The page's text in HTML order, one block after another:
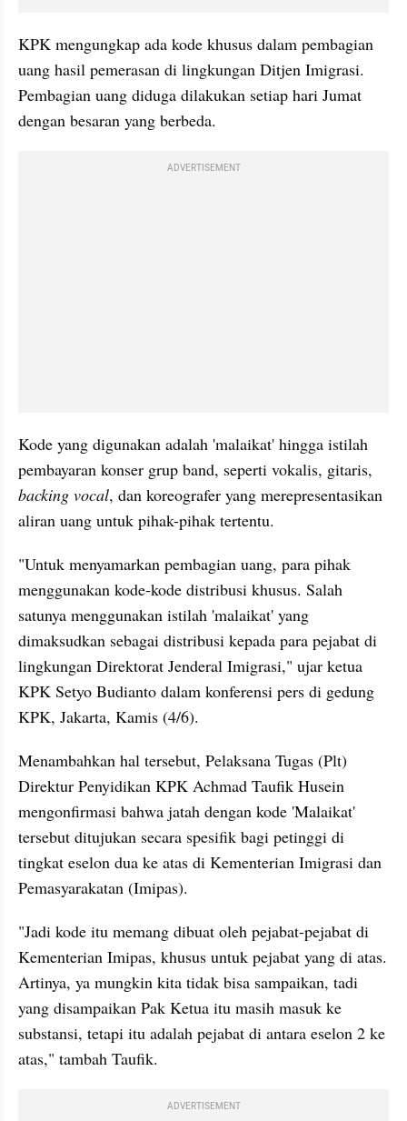
KPK mengungkap ada kode khusus dalam pembagian
uang hasil pemerasan di lingkungan Ditjen Imigrasi.
Pembagian uang diduga dilakukan setiap hari Jumat
dengan besaran yang berbeda.
ADVERTISEMENT
Kode yang digunakan adalah 'malaikat' hingga istilah
backing vocal, dan koreografer yang merepresentasikan
aliran uang untuk pihak-pihak tertentu.
"Untuk menyamarkan pembagian uang, para pihak
menggunakan kode-kode distribusi khusus. Salah
satunya menggunakan istilah 'malaikat' yang
dimaksudkan sebagai distribusi kepada para pejabat di
lingkungan Direktorat Jenderal Imigrasi," ujar ketua
KPK Setyo Budianto dalam konferensi pers di gedung
KPK, Jakarta, Kamis (4/6).
Menambahkan hal tersebut, Pelaksana Tugas (Plt)
Direktur Penyidikan KPK Achmad Taufik Husein
mengonfirmasi bahwa jatah dengan kode 'Malaikat'
tersebut ditujukan secara spesifik bagi petinggi di
tingkat eselon dua ke atas di Kementerian Imigrasi dan
Pemasyarakatan (Imipas).
"Jadi kode itu memang dibuat oleh pejabat-pejabat di
Kementerian Imipas, khusus untuk pejabat yang di atas.
Artinya, ya mungkin kita tidak bisa sampaikan, tadi
yang disampaikan Pak Ketua itu masih masuk ke
substansi, tetapi itu adalah pejabat di antara eselon 2 ke
atas," tambah Taufik.
ADVERTISEMENT